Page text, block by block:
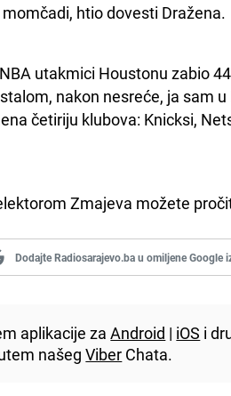
htio dovesti Dražena.
utakmici Houstonu zabio
nakon nesreće, ja sam u
četiriju klubova: Knicksi,
Zmajeva možete
Dodajte Radiosarajevo.ba u omiljene Google
aplikacije zaAndroid | iOS i
našegViber Chata.